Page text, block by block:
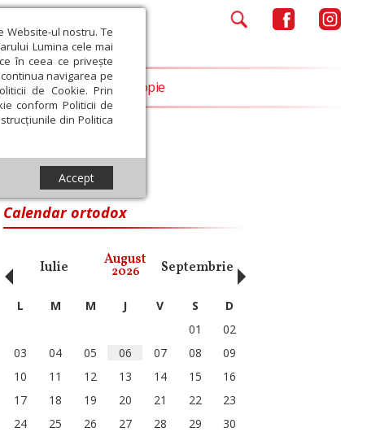
Website-ul nostru. Te
Lumina cele mai
în ceea ce privește
navigarea pe
de Cookie. Prin
conform Politicii de
din Politica
Accept
Opinii Filantropie
Calendar ortodox
Iulie August
2026 Septembrie Octombrie
‹ L M M J V S
D
01
02
03
04 05 06 07 08
09
10
11 12 13 14 15
16
17
18 19 20 21 22
23
24
25 26 27 28 29
30